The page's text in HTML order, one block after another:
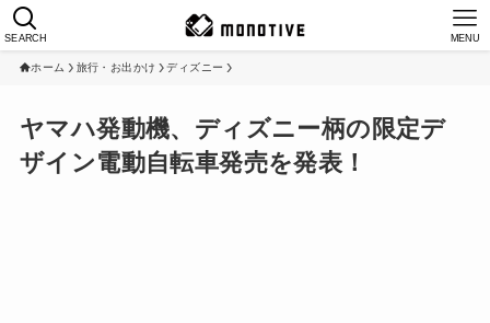
SEARCH MENU
ホーム 旅行・お出かけ ディズニー
ヤマハ発動機、ディズニー柄の限定デ
ザイン電動自転車発売を発表！